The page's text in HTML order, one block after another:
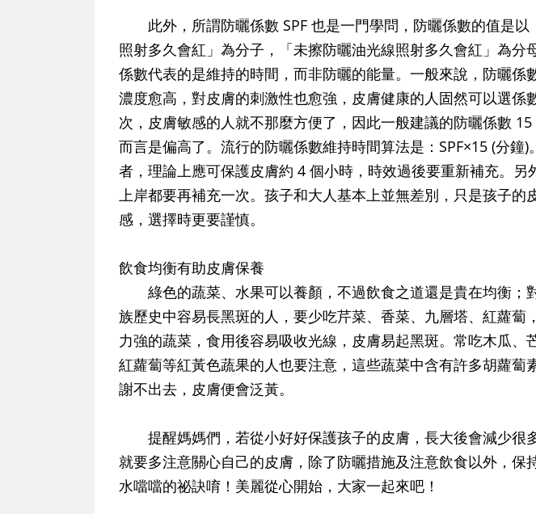
此外，所謂防曬係數 SPF 也是一門學問，防曬係數的值是以
照射多久會紅」為分子，「未擦防曬油光線照射多久會紅」為分
係數代表的是維持的時間，而非防曬的能量。一般來說，防曬係
濃度愈高，對皮膚的刺激性也愈強 ，皮膚健康的人固然可以選係
次，皮膚敏感的人就不那麼方便了，因此一般建議的防曬係數
而言是偏高了。流行的防曬係數維持時間算法是：SPF×15 (分鐘
者，理論上應可保護皮膚約 4 個小時，時效過後要重新補充。另
上岸都要再補充一次。孩子和大人基本上並無差別，只是孩子的
感，選擇時更要謹慎。
飲食均衡有助皮膚保養
綠色的蔬菜、水果可以養顏，不過飲食之道還是貴在均衡；
族歷史中容易長黑斑的人，要少吃芹菜、香菜、九層塔、紅蘿蔔
力強的蔬菜，食用後容易吸收光線，皮膚易起黑斑。常吃木瓜、
紅蘿蔔等紅黃色蔬果的人也要注意，這些蔬菜中含有許多胡蘿蔔
謝不出去，皮膚便會泛黃。
提醒媽媽們，若從小好好保護孩子的皮膚，長大後會減少很
就要多注意關心自己的皮膚，除了防曬措施及注意飲食以外，保
水噹噹的祕訣唷！美麗從心開始，大家一起來吧！